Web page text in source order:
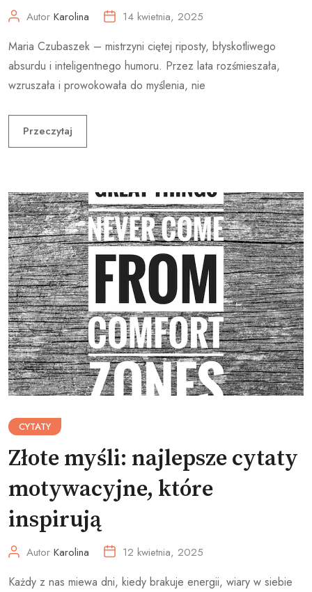
Autor Karolina 14 kwietnia, 2025
Maria Czubaszek – mistrzyni ciętej riposty, błyskotliwego
absurdu i inteligentnego humoru. Przez lata rozśmieszała,
wzruszała i prowokowała do myślenia, nie
Przeczytaj
CYTATY
Złote myśli: najlepsze cytaty
motywacyjne, które
inspirują
Autor Karolina 12 kwietnia, 2025
Każdy z nas miewa dni, kiedy brakuje energii, wiary w siebie